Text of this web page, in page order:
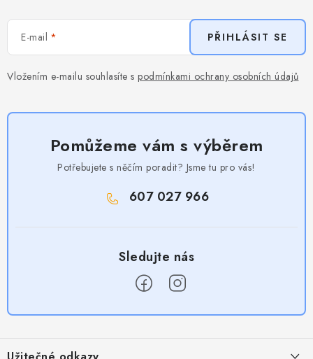
E-mail
Vložením e-mailu souhlasíte s podmínkami ochrany osobních údajů
PŘIHLÁSIT SE
Pomůžeme vám s výběrem
Potřebujete s něčím poradit? Jsme tu pro vás!
607 027 966